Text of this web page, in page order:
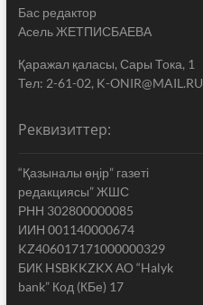
Бас редактор
Асель ЖЕТПИСБАЕВА
Қаражал қаласы, Сары Тока, 1
Тел: 2-61-02, K-ONIR@MAIL.RU
Реквизиттер:
“Қазыналы өңір” газеті
редакциясы” ЖШС
РНН 302800000085
ИИН 001140000674
KZ406017171000000329
БИК HSBKKZKX АО “Halyk
bank” Код (КБе) 17